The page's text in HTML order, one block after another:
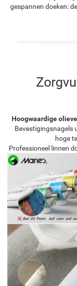
gespannen doeken:
Hoogwaardige
Bevestigingsnagels
hoge
Professioneel linnen